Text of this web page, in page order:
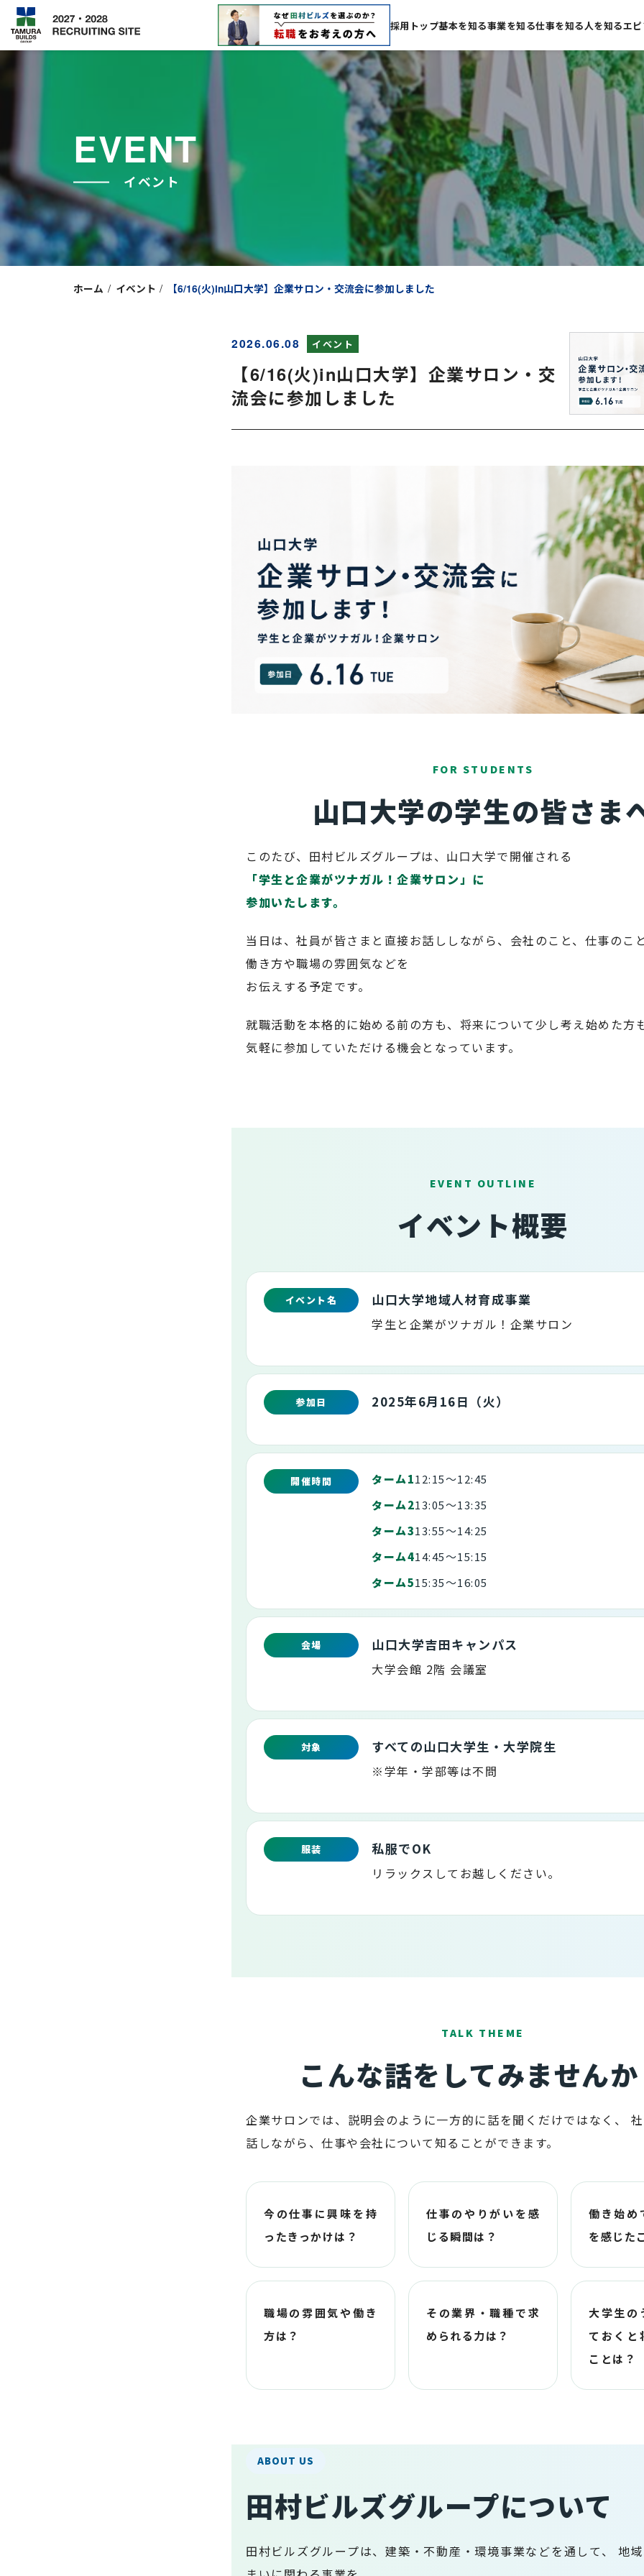
採用トップ基本を知る事業を知る仕事を知る人を知るエ
EVENT
イベント
ホーム / イベント / 【6/16(火)in山口大学】企業サロン・交流会に参加しました
2026.06.08 イベント
【6/16(火)in山口大学】企業サロン・交
流会に参加しました
FOR STUDENTS
山口大学の学生の皆さま
このたび、田村ビルズグループは、山口大学で開催される
「学生と企業がツナガル！企業サロン」に
参加いたします。
当日は、社員が皆さまと直接お話ししながら、会社のこと、仕事のこ
働き方や職場の雰囲気などを
お伝えする予定です。
就職活動を本格的に始める前の方も、将来について少し考え始めた方
気軽に参加していただける機会となっています。
EVENT OUTLINE
イベント概要
イベント名 山口大学地域人材育成事業
学生と企業がツナガル！企業サロン
参加日 2025年6月16日（火）
開催時間 ターム112:15〜12:45
ターム213:05〜13:35
ターム313:55〜14:25
ターム414:45〜15:15
ターム515:35〜16:05
会場 山口大学吉田キャンパス
大学会館 2階 会議室
対象 すべての山口大学生・大学院生
※学年・学部等は不問
服装 私服でOK
リラックスしてお越しください。
TALK THEME
こんな話をしてみません
企業サロンでは、説明会のように一方的に話を聞くだけではなく、
話しながら、仕事や会社について知ることができます。
今の仕事に興味を持
ったきっかけは？
仕事のやりがいを感
じる瞬間は？
働き始め
を感じた
職場の雰囲気や働き
方は？
その業界・職種で求
められる力は？
大学生の
ておくと
ことは？
ABOUT US
田村ビルズグループについて
田村ビルズグループは、建築・不動産・環境事業などを通して、 地